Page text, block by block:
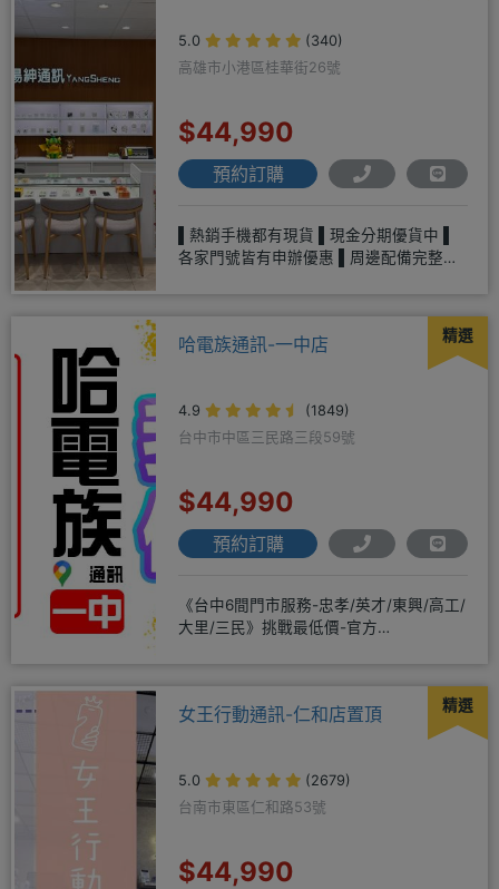
5.0
(340)
高雄市小港區桂華街26號
$44,990
預約訂購
▌熱銷手機都有現貨 ▌現金分期優貨中 ▌
各家門號皆有申辦優惠 ▌周邊配備完整、
精選
哈電族通訊-一中店
4.9
(1849)
台中市中區三民路三段59號
$44,990
預約訂購
《台中6間門市服務-忠孝/英才/東興/高工/
大里/三民》挑戰最低價-官方
精選
女王行動通訊-仁和店置頂
5.0
(2679)
台南市東區仁和路53號
$44,990